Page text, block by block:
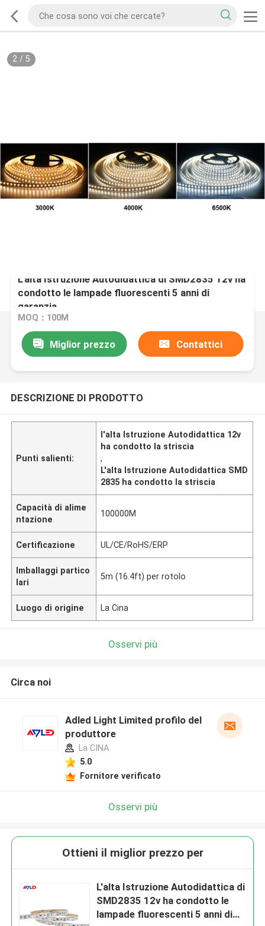
2/ 5
L'alta Istruzione Autodidattica di SMD2835 12v ha
condotto le lampade fluorescenti 5 anni di
garanzia
MOQ：100M
Miglior prezzo Contattici
DESCRIZIONE DI PRODOTTO
Punti salienti:
l'alta Istruzione Autodidattica 12v
ha condotto la striscia
,
L'alta Istruzione Autodidattica SMD
2835 ha condotto la striscia
Capacità di alime
ntazione
100000M
Certificazione UL/CE/RoHS/ERP
Imballaggi partico
lari
5m (16.4ft) per rotolo
Luogo di origine La Cina
Osservi più
Circa noi
Adled Light Limited profilo del
produttore
La CINA
5.0
Fornitore verificato
Osservi più
Ottieni il miglior prezzo per
L'alta Istruzione Autodidattica di
SMD2835 12v ha condotto le
lampade fluorescenti 5 anni di